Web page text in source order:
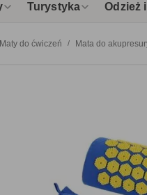
Turystyka Odzież
Maty do ćwiczeń Mata do